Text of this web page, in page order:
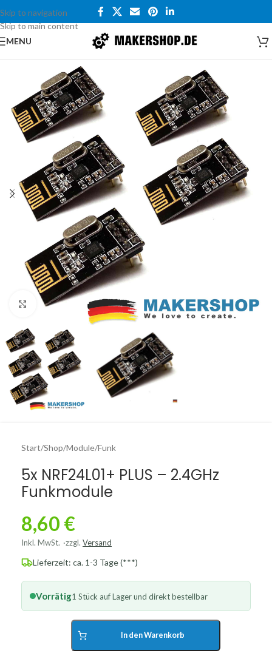
Skip to navigation
Skip to main content
MENU
Click to enlarge
Start/Shop/Module/Funk
5x NRF24L01+ PLUS – 2.4GHz
Funkmodule
8,60 €
Inkl. MwSt. zzgl. Versand
Lieferzeit: ca. 1-3 Tage (***)
Vorrätig1 Stück auf Lager und direkt bestellbar
In den Warenkorb